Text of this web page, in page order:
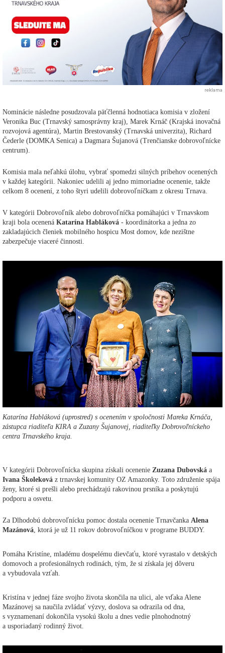
reklama
Nominácie následne posudzovala päťčlenná hodnotiaca komisia v zložení
Veronika Buc (Trnavský samosprávny kraj), Marek Krnáč (Krajská inovačná
rozvojová agentúra), Martin Brestovanský (Trnavská univerzita), Richard
Čederle (DOMKA Senica) a Dagmara Šujanová (Trenčianske dobrovoľnícke
centrum).
Komisia mala neľahkú úlohu, vybrať spomedzi silných príbehov ocenených
v každej kategórii. Nakoniec udelili aj jedno mimoriadne ocenenie, takže
celkom 8 ocenení, z toho štyri udelili dobrovoľníčkam z okresu Trnava.
V kategórii Dobrovoľník alebo dobrovoľníčka pomáhajúci v Trnavskom
kraji bola ocenená Katarína Habláková - koordinátorka a jedna zo
zakladajúcich členiek mobilného hospicu Most domov, kde nezištne
zabezpečuje viaceré činnosti.
Katarína Habláková (uprostred) s ocenením v spoločnosti Mareka Krnáča,
zástupca riaditeľa KIRA a Zuzany Šujanovej, riaditeľky Dobrovoľníckeho
centra Trnavského kraja.
V kategórii Dobrovoľnícka skupina získali ocenenie Zuzana Dubovská a
Ivana Školeková z trnavskej komunity OZ Amazonky. Toto združenie spája
ženy, ktoré si prešli alebo prechádzajú rakovinou prsníka a poskytujú
podporu a osvetu.
Za Dlhodobú dobrovoľnícku pomoc dostala ocenenie Trnavčanka Alena
Mazánová, ktorá je už 11 rokov dobrovoľníčkou v programe BUDDY.
Pomáha Kristíne, mladému dospelému dievčaťu, ktoré vyrastalo v detských
domovoch a profesionálnych rodinách, tým, že si získala jej dôveru
a vybudovala vzťah.
Kristína v jednej fáze svojho života skončila na ulici, ale vďaka Alene
Mazánovej sa naučila zvládať výzvy, doslova sa odrazila od dna,
s vyznamenaní dokončila vysokú školu a dnes vedie plnohodnotný
a usporiadaný rodinný život.